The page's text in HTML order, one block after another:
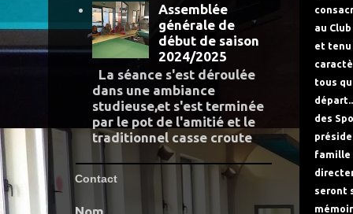
au
et tenu
tous
des
famille
seront
Assemblée
générale de
début de saison
2024/2025
La séance s'est déroulée
dans une ambiance
studieuse,et s'est terminée
par le pot de l'amitié et le
traditionnel casse croute
Contact